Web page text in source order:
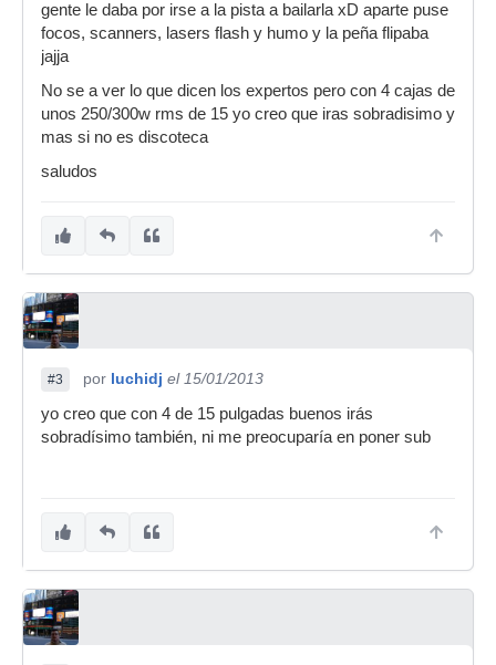
gente le daba por irse a la pista a bailarla xD aparte puse
focos, scanners, lasers flash y humo y la peña flipaba
jajja
No se a ver lo que dicen los expertos pero con 4 cajas de
unos 250/300w rms de 15 yo creo que iras sobradisimo y
mas si no es discoteca
saludos
#3 por luchidj el 15/01/2013
yo creo que con 4 de 15 pulgadas buenos irás
sobradísimo también, ni me preocuparía en poner sub